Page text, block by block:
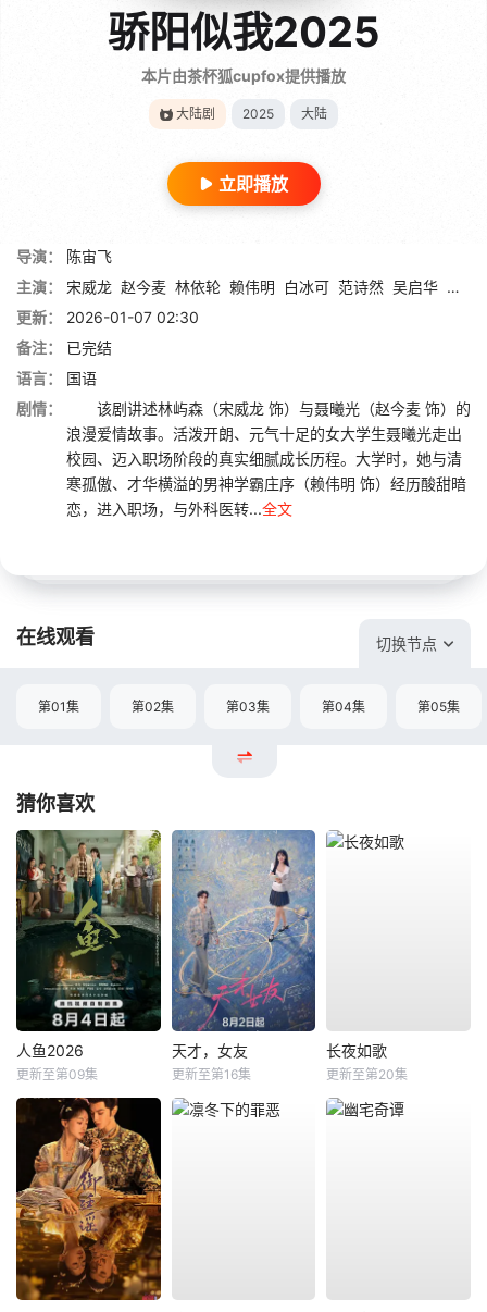
骄阳似我2025
本片由茶杯狐cupfox提供播放
大陆剧 2025 大陆
立即播放
导演：
陈宙飞
主演：
宋威龙 赵今麦 林依轮 赖伟明 白冰可 范诗然 吴启华 孔令
更新：
2026-01-07 02:30
备注：
已完结
语言：
国语
剧情：
该剧讲述林屿森（宋威龙 饰）与聂曦光（赵今麦 饰）的
浪漫爱情故事。活泼开朗、元气十足的女大学生聂曦光走出
校园、迈入职场阶段的真实细腻成长历程。大学时，她与清
寒孤傲、才华横溢的男神学霸庄序（赖伟明 饰）经历酸甜暗
恋，进入职场，与外科医转...全文
在线观看 切换节点
第01集 第02集 第03集 第04集 第05集
猜你喜欢
人鱼2026
更新至第09集
天才，女友
更新至第16集
长夜如歌
更新至第20集